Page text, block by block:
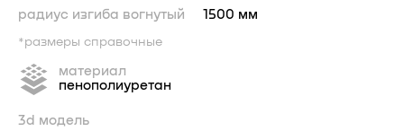
радиус изгиба вогнутый
1500 мм
*размеры справочные
материал
пенополиуретан
3d модель